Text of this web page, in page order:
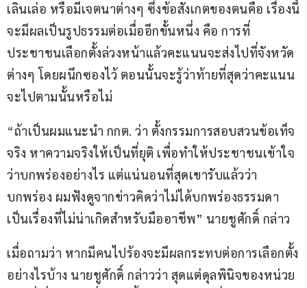
เลินเล่อ หรือมีเจตนาต่างๆ ซึ่งข้อสังเกตของตนคือ เรื่องนี้
จะมีผลเป็นรูปธรรมต่อเมื่ออีกขั้นหนึ่ง คือ การที่
ประชาชนเลือกตั้งล่วงหน้าแล้วคะแนนจะส่งไปที่จังหวัด
ต่างๆ โดยผนึกซองไว้ ตอนนั้นจะรู้ว่าท้ายที่สุดว่าคะแนน
จะไปตามนั้นหรือไม่
“ถ้าเป็นผมแนะนำ กกต. ว่า ตั้งกรรมการสอบสวนข้อเท็จ
จริง หาความจริงให้เป็นที่ยุติ เพื่อทำให้ประชาชนเข้าใจ
ว่าบกพร่องอย่างไร แต่แน่นอนที่สุดเขารับแล้วว่า
บกพร่อง ผมฟังดูจากข่าวคิดว่าไม่ได้บกพร่องธรรมดา
เป็นเรื่องที่ไม่น่าเกิดสำหรับมืออาชีพ” นายชูศักดิ์ กล่าว
เมื่อถามว่า หากมีคนไปร้องจะมีผลกระทบต่อการเลือกตั้ง
อย่างไรบ้าง นายชูศักดิ์ กล่าวว่า สุดแต่ดุลพินิจของหน่วย